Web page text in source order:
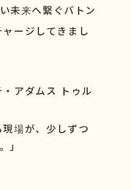
未来へ繋ぐバトン
ージしてきまし
アダムス トゥル
現場が、少しずつ
」